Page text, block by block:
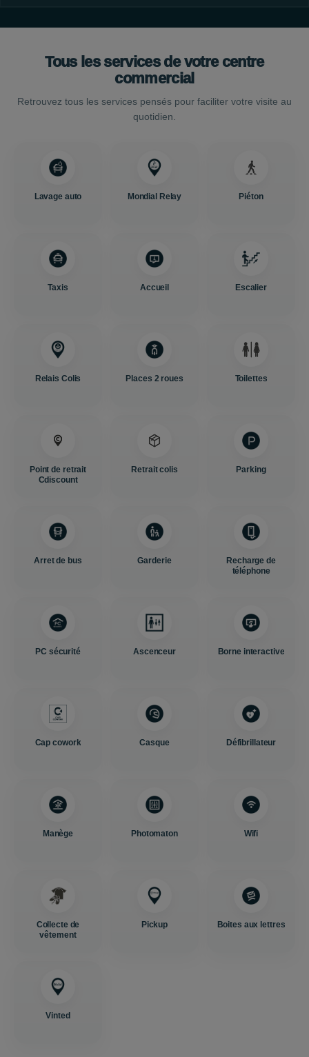
Tous les services de votre centre
commercial
Retrouvez tous les services pensés pour faciliter votre visite au
quotidien.
Lavage auto Mondial Relay Piéton
Taxis Accueil Escalier
Relais Colis Places 2 roues Toilettes
Point de retrait
Cdiscount
Retrait colis Parking
Arret de bus Garderie
Recharge de
téléphone
PC sécurité Ascenceur Borne interactive
Cap cowork Casque Défibrillateur
Manège Photomaton Wifi
Collecte de
vêtement
Pickup Boites aux lettres
Vinted